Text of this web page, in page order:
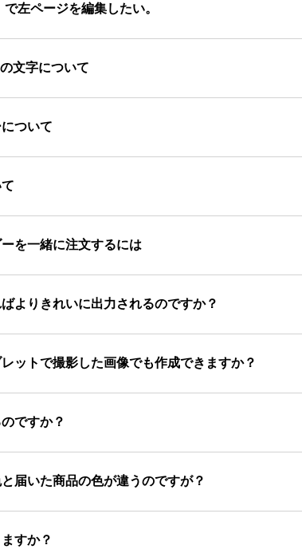
左ページを編集したい。
文字について
ついて
を一緒に注文するには
よりきれいに出力されるのですか？
ットで撮影した画像でも作成できますか？
ですか？
届いた商品の色が違うのですが？
すか？